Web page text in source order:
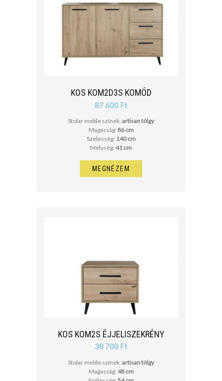
KOS KOM2D3S KOMÓD
87 600 Ft
Stolar meble színek: artisan tölgy
Magasság: 86 cm
Szélesség: 140 cm
Mélység: 41 cm
MEGNÉZEM
KOS KOM2S ÉJJELISZEKRÉNY
38 700 Ft
Stolar meble színek: artisan tölgy
Magasság: 48 cm